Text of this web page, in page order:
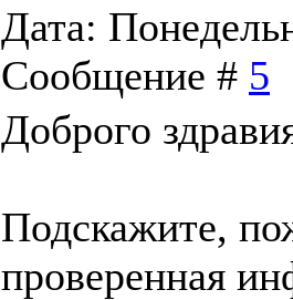
Дата:
Сообщение # 5
Доброго
Подскажите,
проверенная